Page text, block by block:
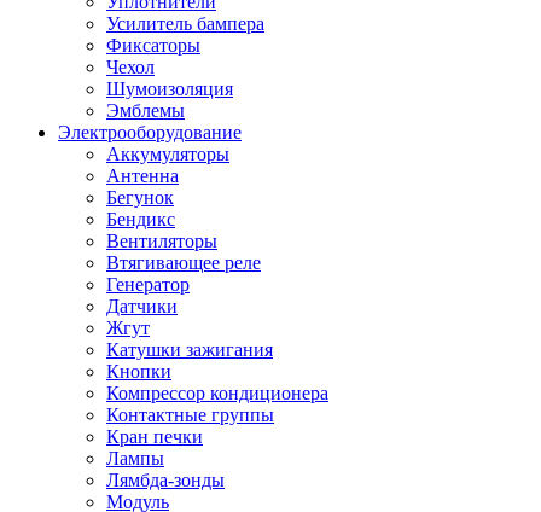
Усилитель бампера
Фиксаторы
Чехол
Шумоизоляция
Эмблемы
Электрооборудование
Аккумуляторы
Антенна
Бегунок
Бендикс
Вентиляторы
Втягивающее реле
Генератор
Датчики
Жгут
Катушки зажигания
Кнопки
Компрессор кондиционера
Контактные группы
Кран печки
Лампы
Лямбда-зонды
Модуль